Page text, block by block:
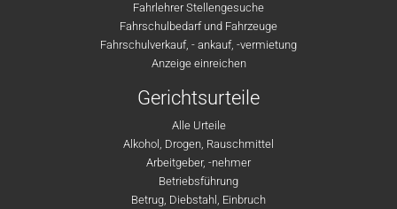
Fahrlehrer Stellengesuche
Fahrschulbedarf und Fahrzeuge
Fahrschulverkauf, - ankauf, -vermietung
Anzeige einreichen
Gerichtsurteile
Alle Urteile
Alkohol, Drogen, Rauschmittel
Arbeitgeber, -nehmer
Betriebsführung
Betrug, Diebstahl, Einbruch